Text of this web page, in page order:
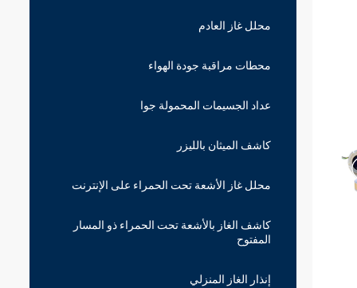
محلل غاز العادم
محطات مراقبة جودة الهواء
عداد الجسيمات المحمولة جوا
كاشف الميثان بالليزر
محلل غاز الأشعة تحت الحمراء على الإنترنت
كاشف الغاز بالأشعة تحت الحمراء ذو ​​المسار
المفتوح
إنذار الغاز المنزلي